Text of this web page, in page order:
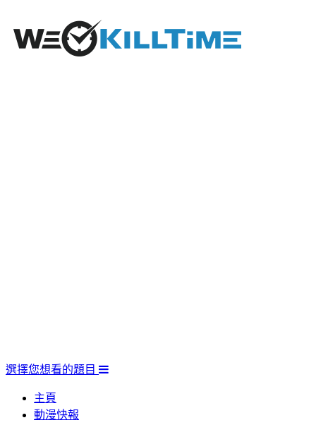
選擇您想看的題目
主頁
動漫快報